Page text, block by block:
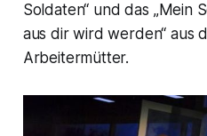
Soldaten“ und das „Mein
aus dir wird werden“ aus
Arbeitermütter.